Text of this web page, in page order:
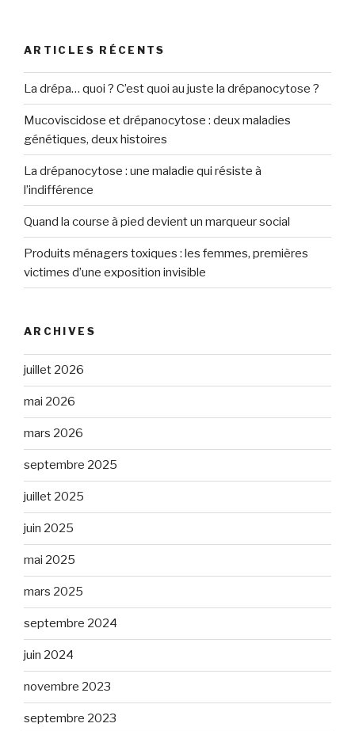
ARTICLES RÉCENTS
La drépa… quoi ? C’est quoi au juste la drépanocytose ?
Mucoviscidose et drépanocytose : deux maladies
génétiques, deux histoires
La drépanocytose : une maladie qui résiste à
l’indifférence
Quand la course à pied devient un marqueur social
Produits ménagers toxiques : les femmes, premières
victimes d’une exposition invisible
ARCHIVES
juillet 2026
mai 2026
mars 2026
septembre 2025
juillet 2025
juin 2025
mai 2025
mars 2025
septembre 2024
juin 2024
novembre 2023
septembre 2023